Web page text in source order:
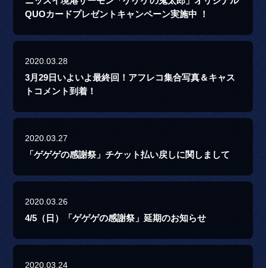
QUOカードプレゼントキャンペーン実施中 ！
2020.03.28
3月29日いよいよ最終回！アフレコ集合写真＆キャス
トコメント到着！
2020.03.27
「ゲゲゲの感謝祭」チケット払い戻しに関しまして
2020.03.26
4/5（日）「ゲゲゲの感謝祭」延期のお知らせ
2020.03.24